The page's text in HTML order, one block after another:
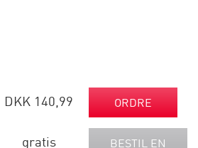
DKK 140,99 ORDRE
gratis
BESTIL EN